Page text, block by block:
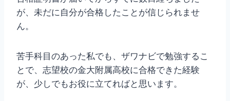
が、未だに自分が合格したことが信じられませ
ん。
苦手科目のあった私でも、ザワナビで勉強するこ
とで、志望校の金大附属高校に合格できた経験
が、少しでもお役に立てればと思います。